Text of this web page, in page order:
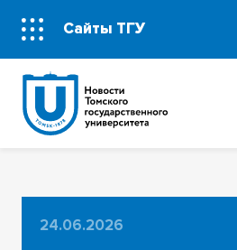
Сайты ТГУ
24.06.2026